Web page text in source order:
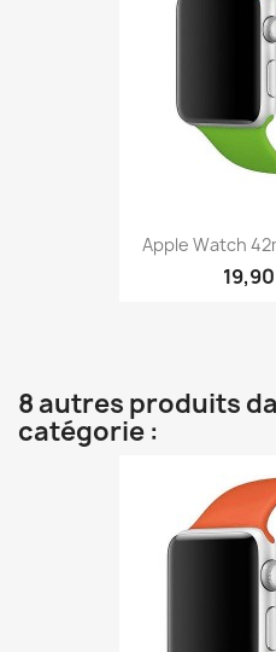
Apple Watch
8 autres produits
catégorie :